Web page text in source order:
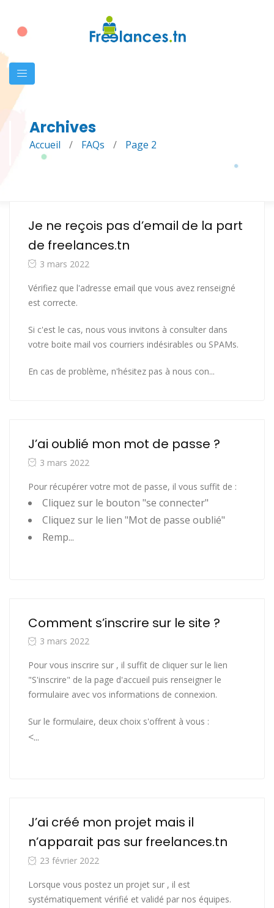
Archives
Accueil / FAQs / Page 2
Je ne reçois pas d’email de la part
de freelances.tn
3 mars 2022
Vérifiez que l'adresse email que vous avez renseigné
est correcte.
Si c'est le cas, nous vous invitons à consulter dans
votre boite mail vos courriers indésirables ou SPAMs.
En cas de problème, n'hésitez pas à nous con...
J’ai oublié mon mot de passe ?
3 mars 2022
Pour récupérer votre mot de passe, il vous suffit de :
Cliquez sur le bouton "se connecter"
Cliquez sur le lien "Mot de passe oublié"
Remp...
Comment s’inscrire sur le site ?
3 mars 2022
Pour vous inscrire sur , il suffit de cliquer sur le lien
"S'inscrire" de la page d'accueil puis renseigner le
formulaire avec vos informations de connexion.
Sur le formulaire, deux choix s'offrent à vous :
<...
J’ai créé mon projet mais il
n’apparait pas sur freelances.tn
23 février 2022
Lorsque vous postez un projet sur , il est
systématiquement vérifié et validé par nos équipes.